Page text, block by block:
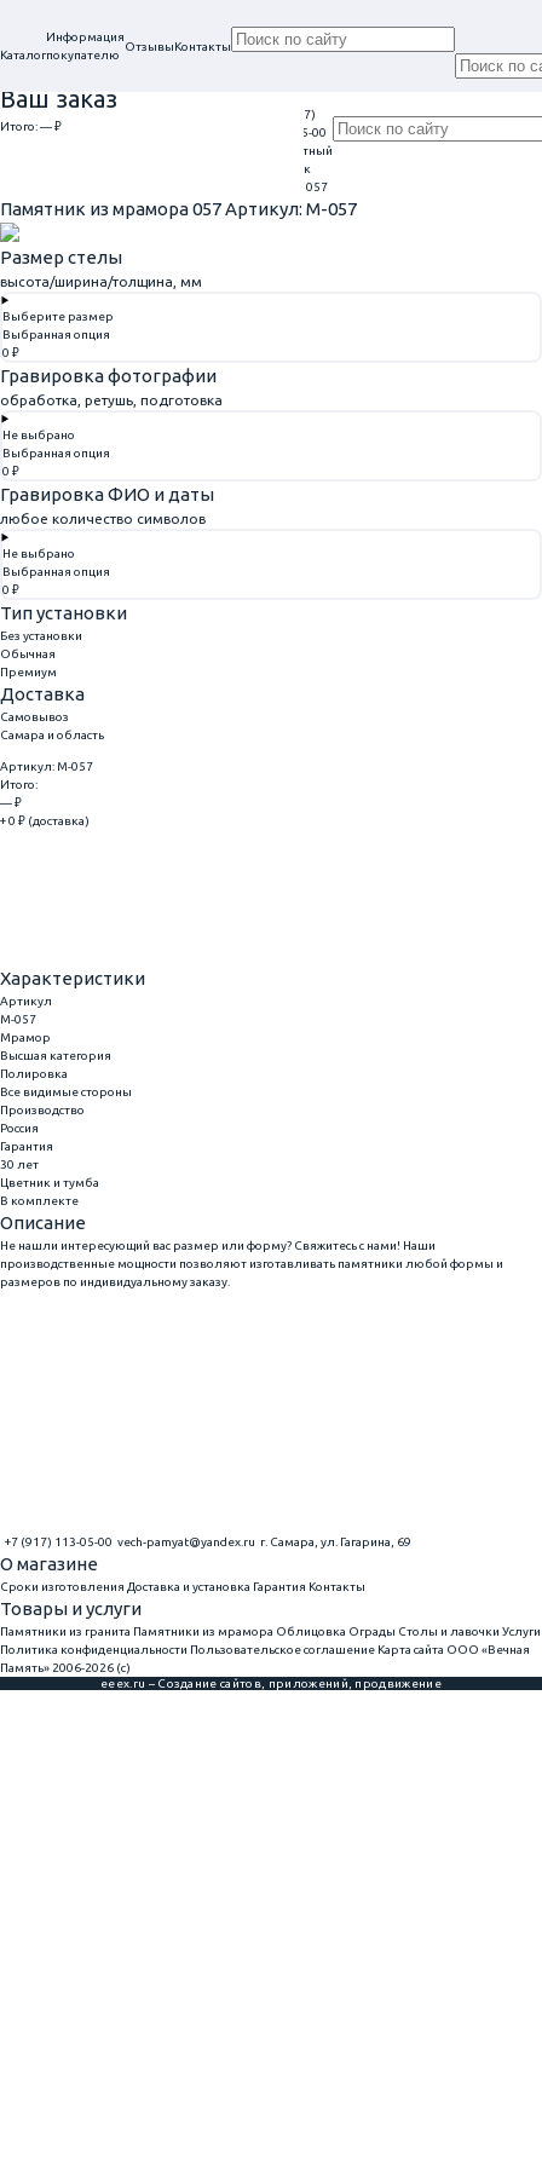
Каталог
Информация
покупателю
ОтзывыКонтакты
Ваш заказ
Итого:— ₽
Проконсультируем
+7 (917)
113-05-00
Обратный
звонок
Памятник из мрамора 057
Памятник из мрамора 057Артикул: M-057
Размер стелы
высота/ширина/толщина, мм
Выберите размер
Выбранная опция
0 ₽
Гравировка фотографии
обработка, ретушь, подготовка
Не выбрано
Выбранная опция
0 ₽
Гравировка ФИО и даты
любое количество символов
Не выбрано
Выбранная опция
0 ₽
Тип установки
Без установки
Обычная
Премиум
Доставка
Самовывоз
Самара и область
Артикул: M-057
Итого:
— ₽
+ 0 ₽ (доставка)
Характеристики
Артикул
M-057
Мрамор
Высшая категория
Полировка
Все видимые стороны
Производство
Россия
Гарантия
30 лет
Цветник и тумба
В комплекте
Описание
Не нашли интересующий вас размер или форму? Свяжитесь с нами! Наши
производственные мощности позволяют изготавливать памятники любой формы и
размеров по индивидуальному заказу.
+7 (917) 113-05-00 vech-pamyat@yandex.ru г. Самара, ул. Гагарина, 69
О магазине
Сроки изготовления Доставка и установка Гарантия Контакты
Товары и услуги
Памятники из гранита Памятники из мрамора Облицовка Ограды Столы и лавочки Услуги
Политика конфиденциальности Пользовательское соглашение Карта сайта ООО «Вечная
Память» 2006-2026 (с)
eeex.ru – Создание сайтов, приложений, продвижение